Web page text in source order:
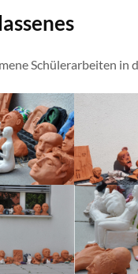
Schülerarbeiten in